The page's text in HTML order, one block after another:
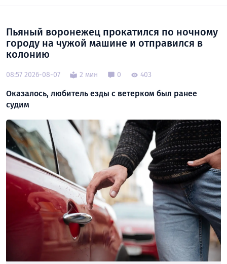
Пьяный воронежец прокатился по ночному
городу на чужой машине и отправился в
колонию
08:57 2026-08-07 2 мин 0 403
Оказалось, любитель езды с ветерком был ранее
судим